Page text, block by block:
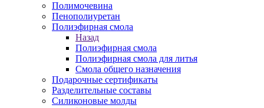
Полимочевина
Пенополиуретан
Полиэфирная смола
Назад
Полиэфирная смола
Полиэфирная смола для литья
Смола общего назначения
Подарочные сертификаты
Разделительные составы
Силиконовые молды